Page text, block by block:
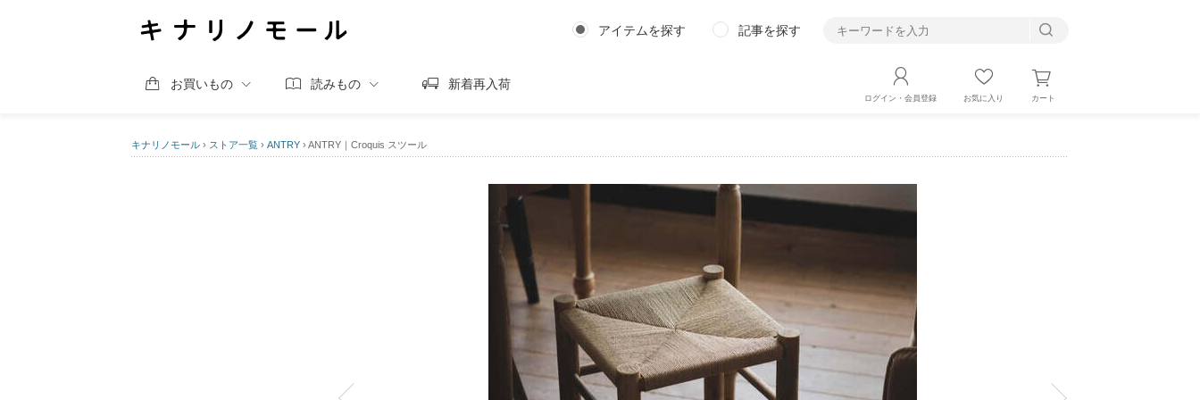
アイテムを探す 記事を探す
お買いもの 読みもの 新着再入荷
ログイン・会員登録 お気に入り カート
キナリノモール › ストア一覧 › ANTRY › ANTRY｜Croquis スツール